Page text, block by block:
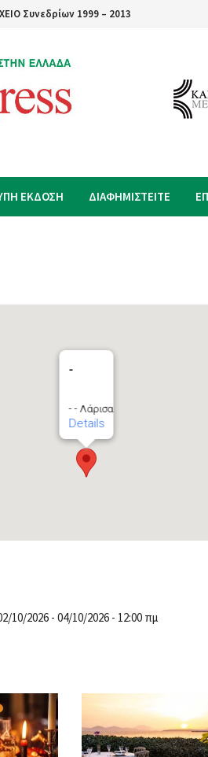
Συνεδρίων 1999 – 2013
ΕΚΔΟΣΗ ΔΙΑΦΗΜΙΣΤΕΙΤΕ
-
- - Λάρισα
Details
10/2026 - 04/10/2026 - 12:00 πμ